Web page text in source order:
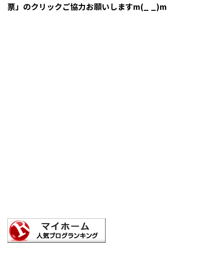
票」のクリックご協力お願いしますm(_ _)m